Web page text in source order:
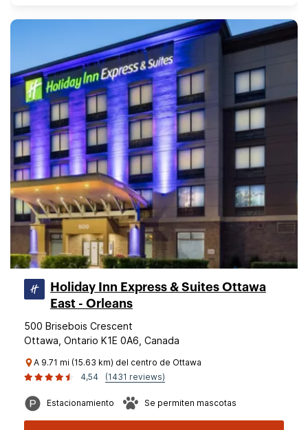
Holiday Inn Express & Suites Ottawa
East - Orleans
500 Brisebois Crescent
Ottawa, Ontario K1E 0A6, Canada
A 9.71 mi (15.63 km) del centro de Ottawa
4,54
(1431 reviews)
Estacionamiento Se permiten mascotas